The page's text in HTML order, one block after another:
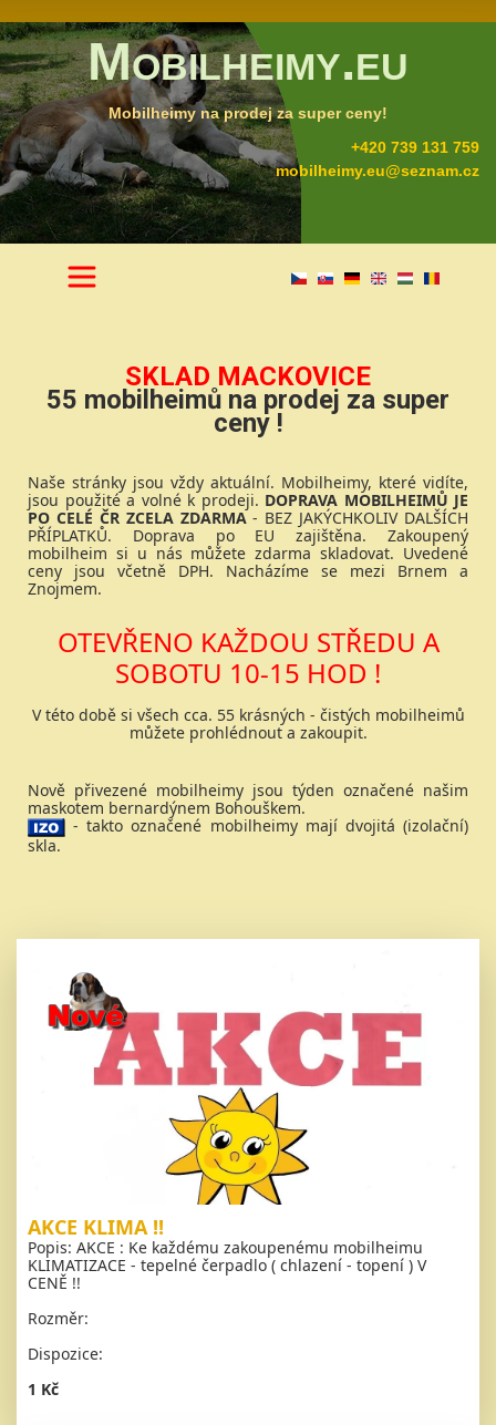
Mobilheimy.eu
Mobilheimy na prodej za super ceny!
+420 739 131 759
mobilheimy.eu@seznam.cz
SKLAD MACKOVICE
55 mobilheimů na prodej za super
ceny !
Naše stránky jsou vždy aktuální. Mobilheimy, které vidíte,
jsou použité a volné k prodeji. DOPRAVA MOBILHEIMŮ JE
PO CELÉ ČR ZCELA ZDARMA- BEZ JAKÝCHKOLIV DALŠÍCH
PŘÍPLATKŮ. Doprava po EU zajištěna. Zakoupený
mobilheim si u nás můžete zdarma skladovat. Uvedené
ceny jsou včetně DPH. Nacházíme se mezi Brnem a
Znojmem.
OTEVŘENO KAŽDOU STŘEDU A
SOBOTU 10-15 HOD !
V této době si všech cca. 55 krásných - čistých mobilheimů
můžete prohlédnout a zakoupit.
Nově přivezené mobilheimy jsou týden označené našim
maskotem bernardýnem Bohouškem.
- takto označené mobilheimy mají dvojitá (izolační)
skla.
AKCE KLIMA !!
Popis: AKCE : Ke každému zakoupenému mobilheimu
KLIMATIZACE - tepelné čerpadlo ( chlazení - topení ) V
CENĚ !!
Rozměr:
Dispozice:
1 Kč